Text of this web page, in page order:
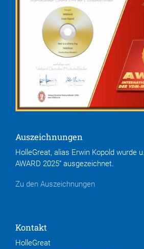
Auszeichnungen
HolleGreat, alias Erwin Kopold wurde
AWARD 2025“ ausgezeichnet.
Zu den Auszeichnungen
Kontakt
HolleGreat